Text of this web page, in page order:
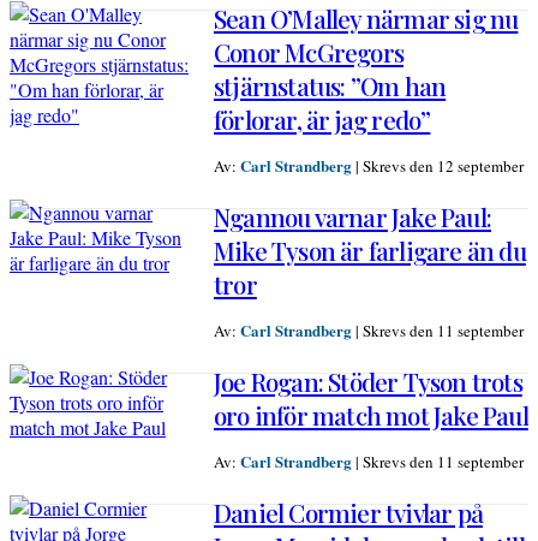
Sean O’Malley närmar sig nu
Conor McGregors
stjärnstatus: ”Om han
förlorar, är jag redo”
Av: Carl Strandberg| Skrevs den 12 september
Ngannou varnar Jake Paul:
Mike Tyson är farligare än du
tror
Av: Carl Strandberg| Skrevs den 11 september
Joe Rogan: Stöder Tyson trots
oro inför match mot Jake Paul
Av: Carl Strandberg| Skrevs den 11 september
Daniel Cormier tvivlar på